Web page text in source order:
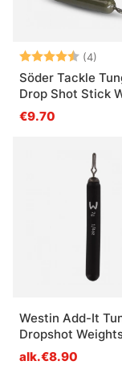
Arvio: (4)
Söder Tackle
Drop Shot Stick
€9.70
Westin Add-It
Dropshot
Black
alk.€8.90